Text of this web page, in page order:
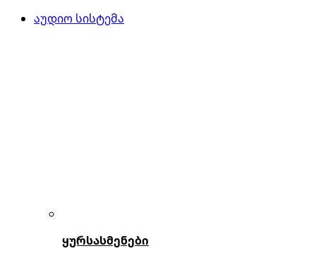
აუდიო სისტემა
ყურსასმენები